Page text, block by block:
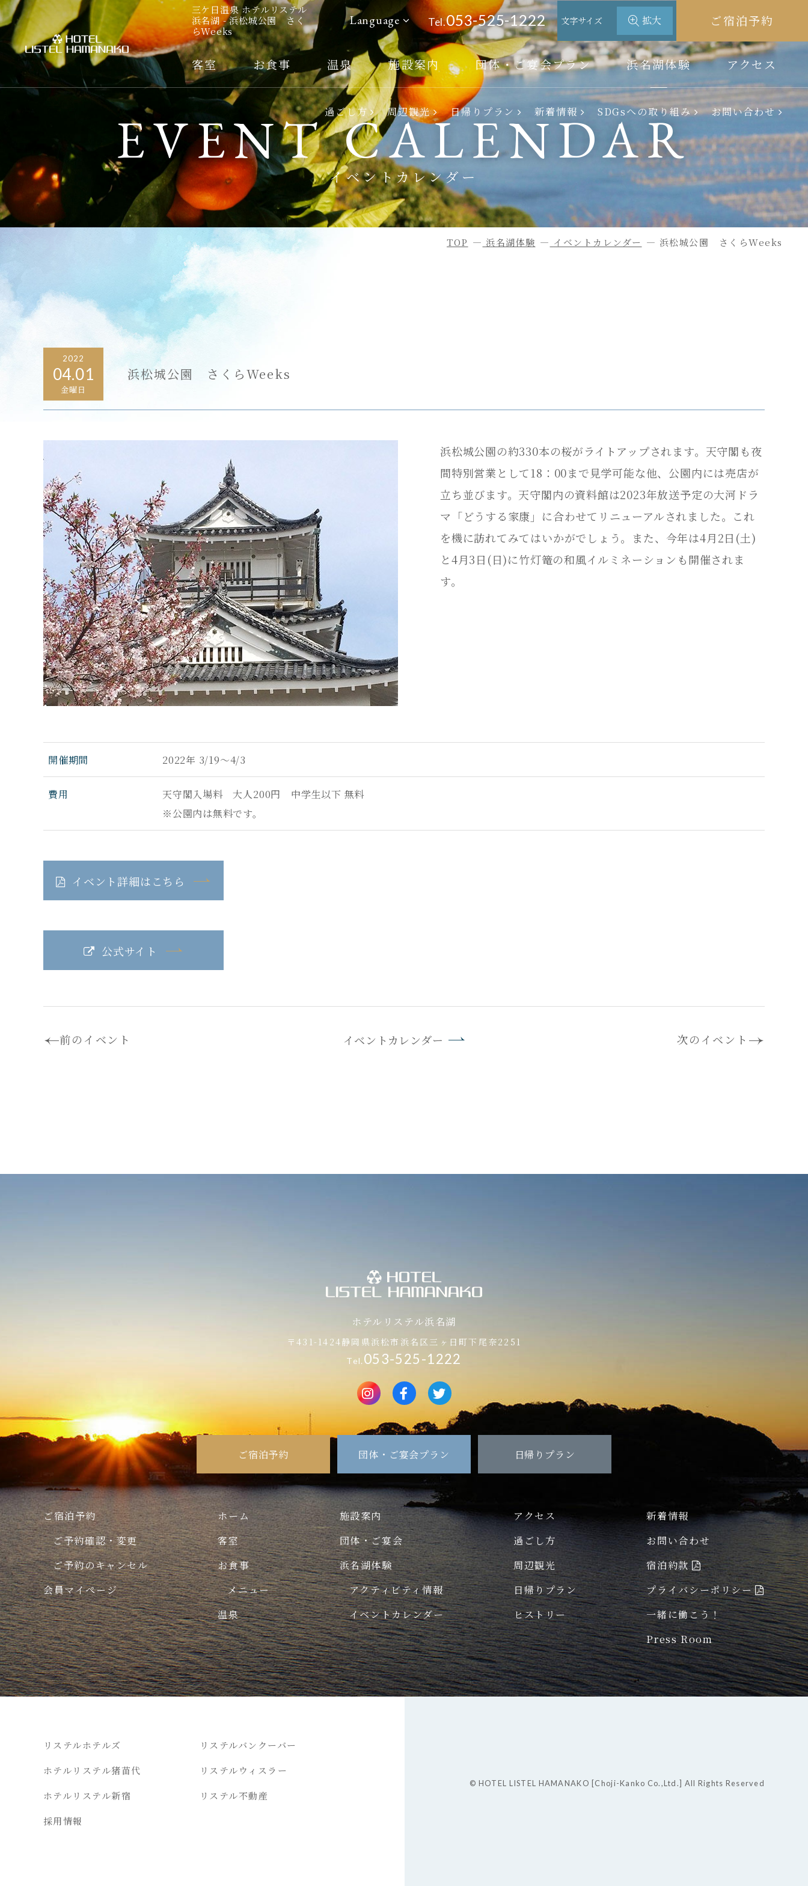
三ケ日温泉 ホテルリステル
浜名湖 - 浜松城公園 さく
らWeeks
Language Tel.053-525-1222 文字サイズ 拡大 ご宿泊予約
客室 お食事 温泉 施設案内 団体・ご宴会プラン 浜名湖体験 アクセス
過ごし方 周辺観光 日帰りプラン 新着情報 SDGsへの取り組み お問い合わせ
EVENT CALENDAR
イベントカレンダー
TOP 浜名湖体験 イベントカレンダー 浜松城公園 さくらWeeks
2022
04.01
金曜日
浜松城公園 さくらWeeks
浜松城公園の約330本の桜がライトアップされます。天守閣も夜
間特別営業として18：00まで見学可能な他、公園内には売店が
立ち並びます。天守閣内の資料館は2023年放送予定の大河ドラ
マ「どうする家康」に合わせてリニューアルされました。これ
を機に訪れてみてはいかがでしょう。また、今年は4月2日(土)
と4月3日(日)に竹灯篭の和風イルミネーションも開催されま
す。
開催期間 2022年 3/19～4/3
費用
天守閣入場料 大人200円 中学生以下 無料
※公園内は無料です。
イベント詳細はこちら
公式サイト
前のイベント イベントカレンダー 次のイベント
ホテルリステル浜名湖
〒431-1424静岡県浜松市浜名区三ヶ日町下尾奈2251
Tel. 053-525-1222
ご宿泊予約 団体・ご宴会プラン 日帰りプラン
ご宿泊予約
ご予約確認・変更
ご予約のキャンセル
会員マイページ
ホーム
客室
お食事
メニュー
温泉
施設案内
団体・ご宴会
浜名湖体験
アクティビティ情報
イベントカレンダー
アクセス
過ごし方
周辺観光
日帰りプラン
ヒストリー
新着情報
お問い合わせ
宿泊約款
プライバシーポリシー
一緒に働こう！
Press Room
リステルホテルズ
ホテルリステル猪苗代
ホテルリステル新宿
採用情報
リステルバンクーバー
リステルウィスラー
リステル不動産
© HOTEL LISTEL HAMANAKO [Choji-Kanko Co.,Ltd.] All Rights Reserved
ご宿泊予約
ご予約確認・変更
ご予約のキャンセル
会員マイページ
ホーム
浜名湖体験
アクティビティ情報
イベントカレンダー
過ごし方
周辺観光
宿泊約款
一緒に働こう！
Press Room
ご宿泊予約